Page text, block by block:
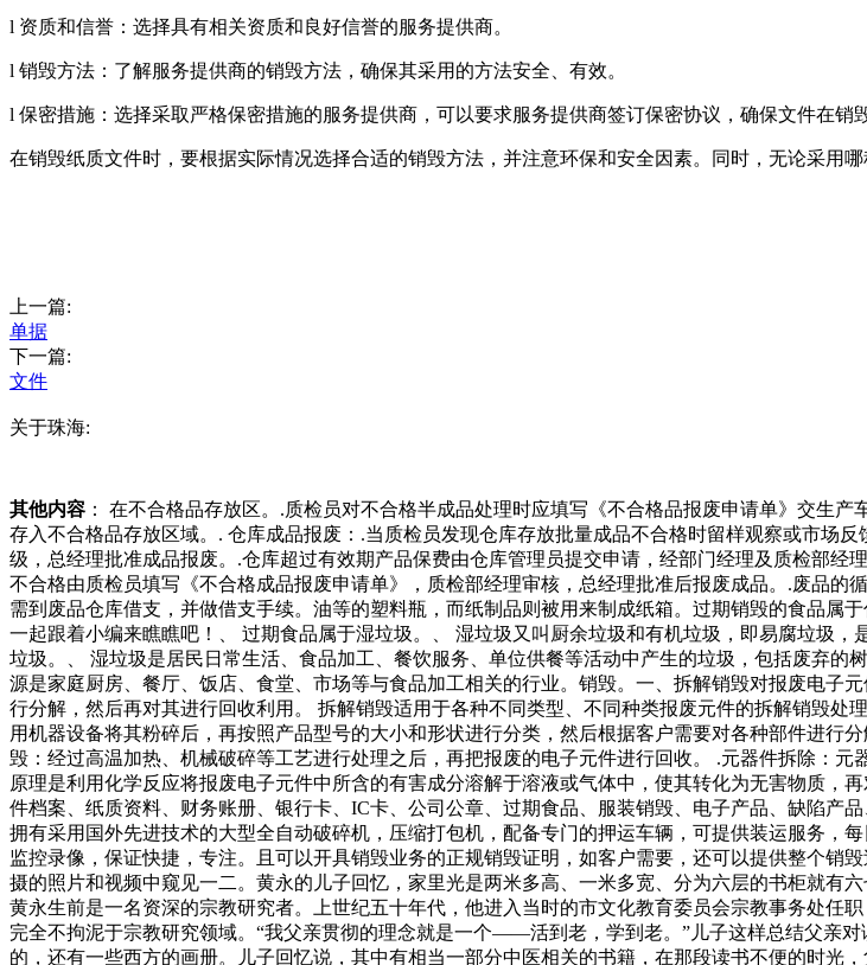
l 资质和信誉：选择具有相关资质和良好信誉的服务提供商。
l 销毁方法：了解服务提供商的销毁方法，确保其采用的方法安全、有效。
l 保密措施：选择采取严格保密措施的服务提供商，可以要求服务提供商签订保密协议，确保文件在销
在销毁纸质文件时，要根据实际情况选择合适的销毁方法，并注意环保和安全因素。同时，无论采用
上一篇:
单据
下一篇:
文件
关于珠海:
其他内容 ： 在不合格品存放区。.质检员对不合格半成品处理时应填写《不合格品报废申请单》交生
存入不合格品存放区域。. 仓库成品报废：.当质检员发现仓库存放批量成品不合格时留样观察或市场
级，总经理批准成品报废。.仓库超过有效期产品保费由仓库管理员提交申请，经部门经理及质检部
不合格由质检员填写《不合格成品报废申请单》，质检部经理审核，总经理批准后报废成品。.废品的
需到废品仓库借支，并做借支手续。油等的塑料瓶，而纸制品则被用来制成纸箱。过期销毁的食品属
一起跟着小编来瞧瞧吧！、 过期食品属于湿垃圾。、 湿垃圾又叫厨余垃圾和有机垃圾，即易腐垃圾
垃圾。、 湿垃圾是居民日常生活、食品加工、餐饮服务、单位供餐等活动中产生的垃圾，包括废弃
源是家庭厨房、餐厅、饭店、食堂、市场等与食品加工相关的行业。销毁。一、拆解销毁对报废电子
行分解，然后再对其进行回收利用。 拆解销毁适用于各种不同类型、不同种类报废元件的拆解销毁
用机器设备将其粉碎后，再按照产品型号的大小和形状进行分类，然后根据客户需要对各种部件进行
毁：经过高温加热、机械破碎等工艺进行处理之后，再把报废的电子元件进行回收。 .元器件拆除：
原理是利用化学反应将报废电子元件中所含的有害成分溶解于溶液或气体中，使其转化为无害物质，
件档案、纸质资料、财务账册、银行卡、IC卡、公司公章、过期食品、服装销毁、电子产品、缺陷产
拥有采用国外先进技术的大型全自动破碎机，压缩打包机，配备专门的押运车辆，可提供装运服务，
监控录像，保证快捷，专注。且可以开具销毁业务的正规销毁证明，如客户需要，还可以提供整个
摄的照片和视频中窥见一二。黄永的儿子回忆，家里光是两米多高、一米多宽、分为六层的书柜就
黄永生前是一名资深的宗教研究者。上世纪五十年代，他进入当时的市文化教育委员会宗教事务处
完全不拘泥于宗教研究领域。“我父亲贯彻的理念就是一个——活到老，学到老。”儿子这样总结父
的，还有一些西方的画册。儿子回忆说，其中有相当一部分中医相关的书籍，在那段读书不便的时光